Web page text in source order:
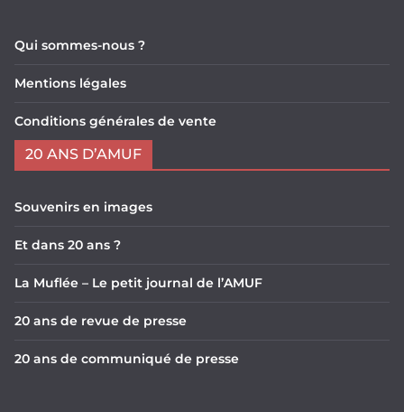
Qui sommes-nous ?
Mentions légales
Conditions générales de vente
20 ANS D’AMUF
Souvenirs en images
Et dans 20 ans ?
La Muflée – Le petit journal de l’AMUF
20 ans de revue de presse
20 ans de communiqué de presse